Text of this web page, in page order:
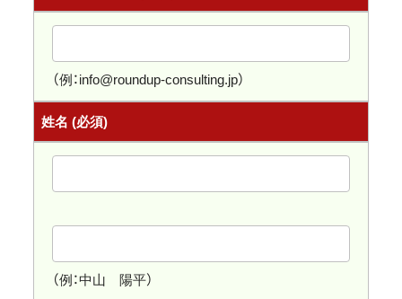
（例：info@roundup-consulting.jp）
姓名 (必須)
（例：中山 陽平）